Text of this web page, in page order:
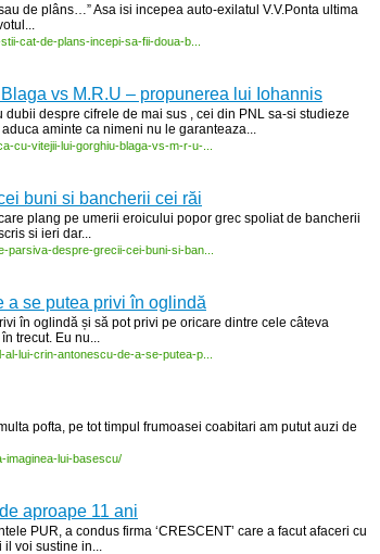
de plâns…” Asa isi incepea auto-exilatul V.V.Ponta ultima
stii-cat-de-plans-incepi-sa-fii-doua-b...
vs M.R.U – propunerea lui Iohannis
despre cifrele de mai sus , cei din PNL sa-si studieze
aminte ca nimeni nu le garanteaza...
cu-vitejii-lui-gorghiu-blaga-vs-m-r-u-
buni si bancherii cei răi
plang pe umerii eroicului popor grec spoliat de bancherii
si ieri dar...
parsiva-despre-grecii-cei-buni-si-ban...
a se putea privi în oglindă
în oglindă și să pot privi pe oricare dintre cele câteva
trecut. Eu nu...
al-lui-crin-antonescu-de-a-se-putea-p...
pofta, pe tot timpul frumoasei coabitari am putut auzi de
imaginea-lui-basescu/
aproape 11 ani
PUR, a condus firma ‘CRESCENT’ care a facut afaceri cu
il voi sustine in...